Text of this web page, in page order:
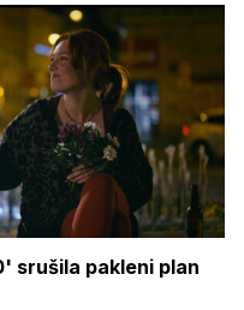
srušila pakleni plan